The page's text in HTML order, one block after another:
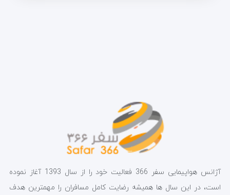
آژانس هواپیمایی سفر 366 فعالیت خود را از سال 1393 آغاز نموده
است، در این سال ها همیشه رضایت کامل مسافران را مهمترین هدف